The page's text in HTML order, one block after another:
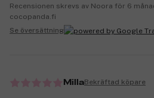
Recensionen skrevs av Noora för 6
cocopanda.fi
Se översättning
MillaBekräftad köpare